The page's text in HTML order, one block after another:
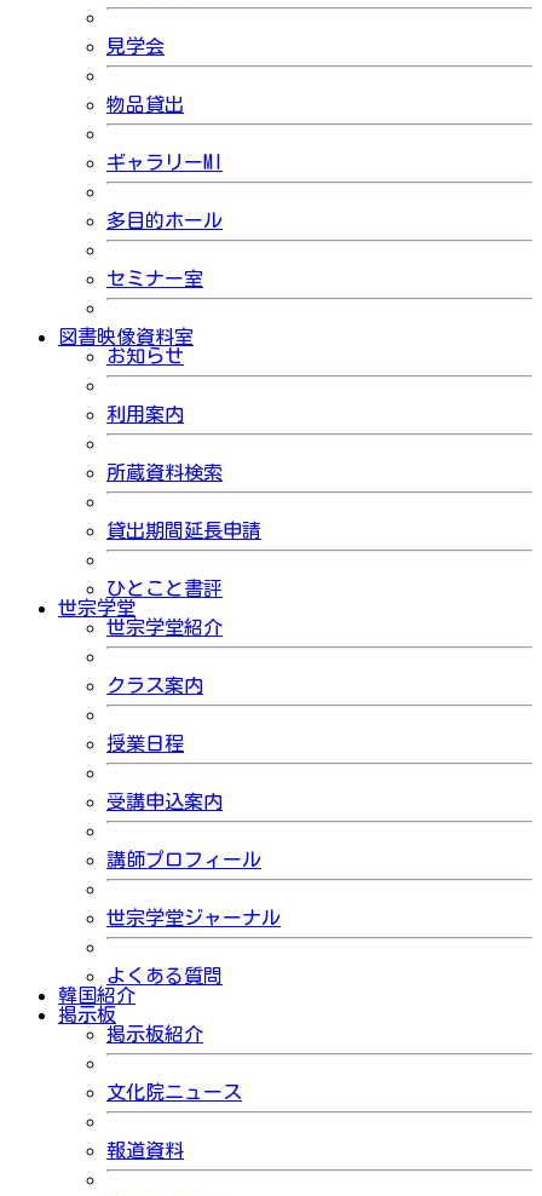
見学会
物品貸出
ギャラリーMI
多目的ホール
セミナー室
図書映像資料室
お知らせ
利用案内
所蔵資料検索
貸出期間延長申請
ひとこと書評
世宗学堂
世宗学堂紹介
クラス案内
授業日程
受講申込案内
講師プロフィール
世宗学堂ジャーナル
よくある質問
韓国紹介
掲示板
掲示板紹介
文化院ニュース
報道資料